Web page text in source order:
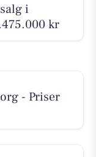
i
kr
- Priser